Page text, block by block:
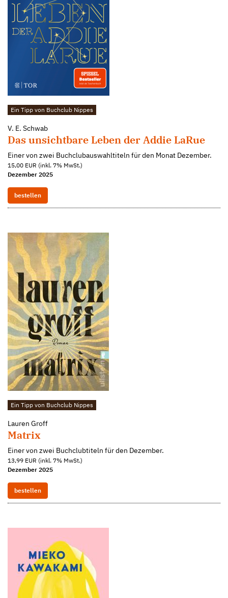
Ein Tipp von Buchclub Nippes
V. E. Schwab
Das unsichtbare Leben der Addie LaRue
Einer von zwei Buchclubauswahltiteln für den Monat Dezember.
15,00 EUR (inkl. 7% MwSt.)
Dezember 2025
bestellen
Ein Tipp von Buchclub Nippes
Lauren Groff
Matrix
Einer von zwei Buchclubtiteln für den Dezember.
13,99 EUR (inkl. 7% MwSt.)
Dezember 2025
bestellen